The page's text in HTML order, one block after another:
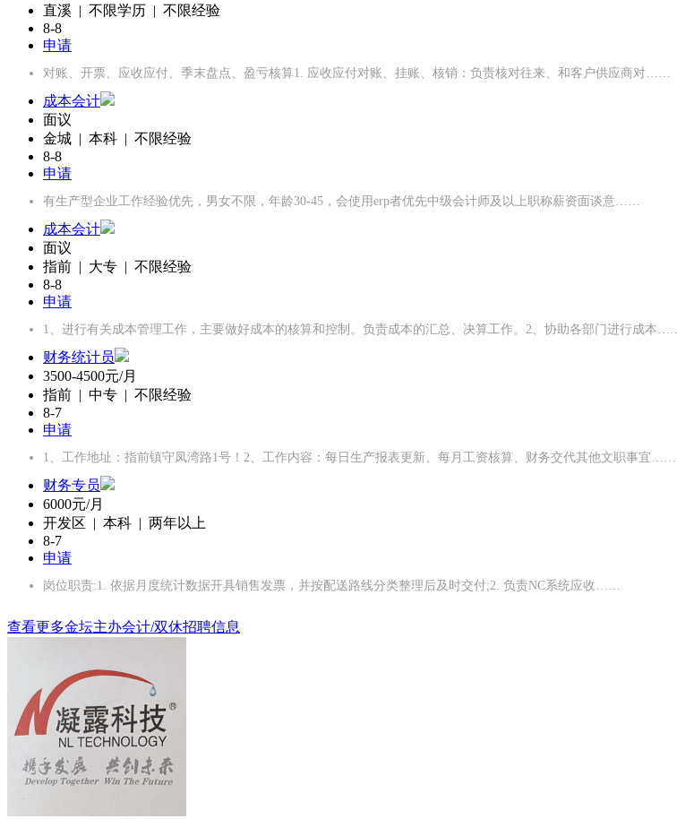
直溪 | 不限学历 | 不限经验
8-8
申请
对账、开票、应收应付、季末盘点、盈亏核算1. 应收应付对账、挂账、核销：负责核对往来、和客户供应商对……
成本会计
面议
金城 | 本科 | 不限经验
8-8
申请
有生产型企业工作经验优先，男女不限，年龄30-45，会使用erp者优先中级会计师及以上职称薪资面谈意……
成本会计
面议
指前 | 大专 | 不限经验
8-8
申请
1、进行有关成本管理工作，主要做好成本的核算和控制。负责成本的汇总、决算工作。2、协助各部门进行成本……
财务统计员
3500-4500元/月
指前 | 中专 | 不限经验
8-7
申请
1、工作地址：指前镇守凤湾路1号！2、工作内容：每日生产报表更新、每月工资核算、财务交代其他文职事宜……
财务专员
6000元/月
开发区 | 本科 | 两年以上
8-7
申请
岗位职责:1. 依据月度统计数据开具销售发票，并按配送路线分类整理后及时交付;2. 负责NC系统应收……
查看更多金坛主办会计/双休招聘信息